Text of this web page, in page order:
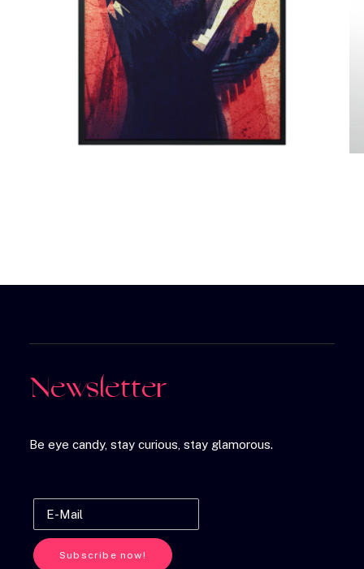
Newsletter
Be eye candy, stay curious, stay glamorous.